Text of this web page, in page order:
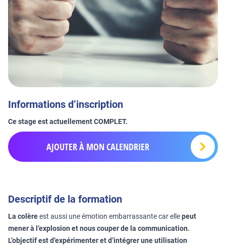
Informations d’inscription
Ce stage est actuellement COMPLET.
AJOUTER À MON CALENDRIER
Descriptif de la formation
La colèreest aussi une émotion embarrassante car ellepeut
mener à l’explosion et nous couper de la communication.
L’objectif est d’expérimenter et d’intégrer une utilisation